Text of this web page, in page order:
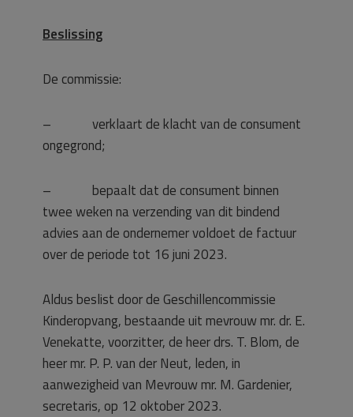
Beslissing
De commissie:
– verklaart de klacht van de consument
ongegrond;
– bepaalt dat de consument binnen
twee weken na verzending van dit bindend
advies aan de ondernemer voldoet de factuur
over de periode tot 16 juni 2023.
Aldus beslist door de Geschillencommissie
Kinderopvang, bestaande uit mevrouw mr. dr. E.
Venekatte, voorzitter, de heer drs. T. Blom, de
heer mr. P. P. van der Neut, leden, in
aanwezigheid van Mevrouw mr. M. Gardenier,
secretaris, op 12 oktober 2023.